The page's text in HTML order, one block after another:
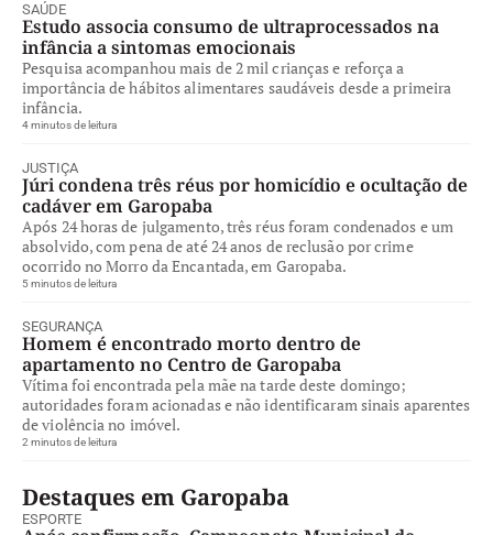
SAÚDE
Estudo associa consumo de ultraprocessados na
infância a sintomas emocionais
Pesquisa acompanhou mais de 2 mil crianças e reforça a
importância de hábitos alimentares saudáveis desde a primeira
infância.
4 minutos de leitura
JUSTIÇA
Júri condena três réus por homicídio e ocultação de
cadáver em Garopaba
Após 24 horas de julgamento, três réus foram condenados e um
absolvido, com pena de até 24 anos de reclusão por crime
ocorrido no Morro da Encantada, em Garopaba.
5 minutos de leitura
SEGURANÇA
Homem é encontrado morto dentro de
apartamento no Centro de Garopaba
Vítima foi encontrada pela mãe na tarde deste domingo;
autoridades foram acionadas e não identificaram sinais aparentes
de violência no imóvel.
2 minutos de leitura
Destaques em Garopaba
ESPORTE